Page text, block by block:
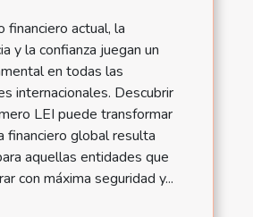
financiero actual, la
y la confianza juegan un
en todas las
internacionales. Descubrir
LEI puede transformar
financiero global resulta
aquellas entidades que
con máxima seguridad y...